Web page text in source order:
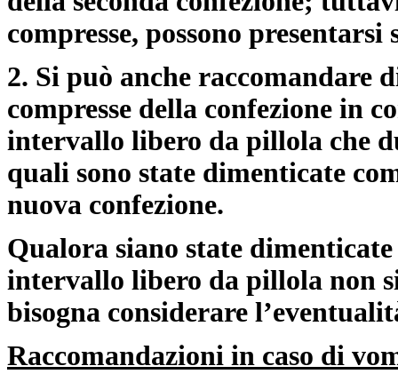
compresse, possono
2. Si può anche raccomandare
compresse della confezione in
intervallo libero da pillola che
quali sono state dimenticate
nuova confezione.
Qualora siano state
intervallo libero da pillola non
bisogna considerare
Raccomandazioni in caso di